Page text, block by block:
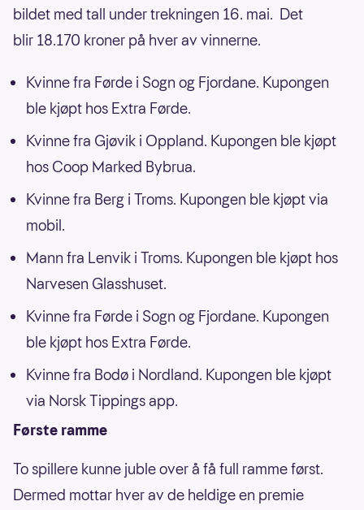
bildet med tall under trekningen 16. mai. Det
blir 18.170 kroner på hver av vinnerne.
Kvinne fra Førde i Sogn og Fjordane. Kupongen
ble kjøpt hos Extra Førde.
Kvinne fra Gjøvik i Oppland. Kupongen ble kjøpt
hos Coop Marked Bybrua.
Kvinne fra Berg i Troms. Kupongen ble kjøpt via
mobil.
Mann fra Lenvik i Troms. Kupongen ble kjøpt hos
Narvesen Glasshuset.
Kvinne fra Førde i Sogn og Fjordane. Kupongen
ble kjøpt hos Extra Førde.
Kvinne fra Bodø i Nordland. Kupongen ble kjøpt
via Norsk Tippings app.
Første ramme
To spillere kunne juble over å få full ramme først.
Dermed mottar hver av de heldige en premie